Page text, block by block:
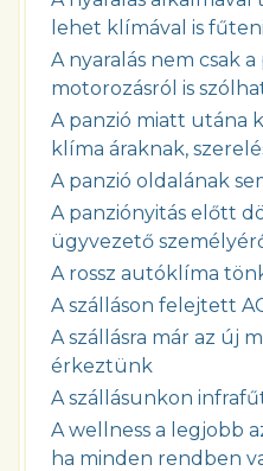
lehet klímával is fűteni
A nyaralás nem csak
motorozásról is
A panzió miatt utána
klíma áraknak,
A panzió oldalának
A panziónyitás előtt
ügyvezető
A rossz autóklíma
A szálláson felejtett
A szállásra már az új
érkeztünk
A szállásunkon
A wellness a legjobb
ha minden rendben